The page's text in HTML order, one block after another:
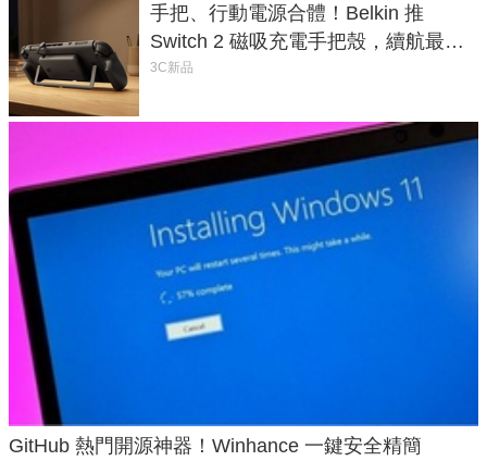
手把、行動電源合體！Belkin 推
Switch 2 磁吸充電手把殼，續航最高
延長 1.5 倍
3C新品
GitHub 熱門開源神器！Winhance 一鍵安全精簡